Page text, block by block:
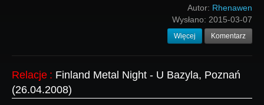
Autor: Rhenawen
Wysłano: 2015-03-07
Więcej Komentarz
Relacje : Finland Metal Night - U Bazyla, Poznań
(26.04.2008)